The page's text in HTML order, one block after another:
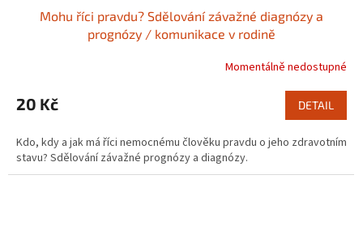
Mohu říci pravdu? Sdělování závažné diagnózy a
prognózy / komunikace v rodině
Momentálně nedostupné
20 Kč DETAIL
Kdo, kdy a jak má říci nemocnému člověku pravdu o jeho zdravotním
stavu? Sdělování závažné prognózy a diagnózy.